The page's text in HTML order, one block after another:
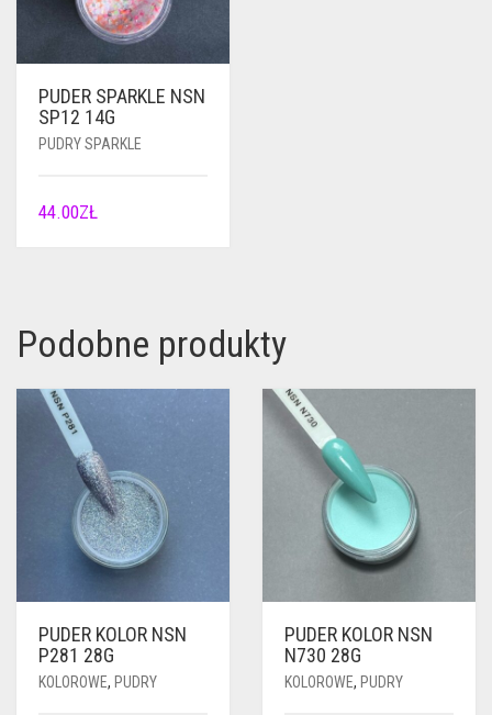
PUDER SPARKLE NSN
SP12 14G
PUDRY SPARKLE
44.00ZŁ
Podobne produkty
PUDER KOLOR NSN
P281 28G
KOLOROWE, PUDRY
PUDER KOLOR NSN
N730 28G
KOLOROWE, PUDRY